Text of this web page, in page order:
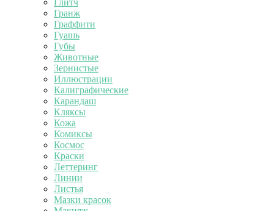
Глитч
Гранж
Граффити
Гуашь
Губы
Животные
Зернистые
Иллюстрации
Калиграфические
Карандаш
Кляксы
Кожа
Комиксы
Космос
Краски
Леттеринг
Линии
Листья
Мазки красок